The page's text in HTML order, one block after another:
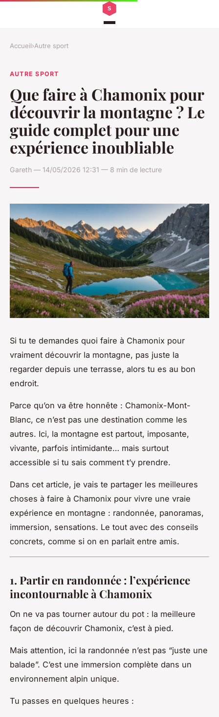
Accueil›Autre sport
AUTRE SPORT
Que faire à Chamonix pour
découvrir la montagne ? Le
guide complet pour une
expérience inoubliable
Gareth — 14/05/2026 12:31 — 8 min de lecture
Si tu te demandes quoi faire à Chamonix pour
vraiment découvrir la montagne, pas juste la
regarder depuis une terrasse, alors tu es au bon
endroit.
Parce qu’on va être honnête : Chamonix-Mont-
Blanc, ce n’est pas une destination comme les
autres. Ici, la montagne est partout, imposante,
vivante, parfois intimidante… mais surtout
accessible si tu sais comment t’y prendre.
Dans cet article, je vais te partager les meilleures
choses à faire à Chamonix pour vivre une vraie
expérience en montagne : randonnée, panoramas,
immersion, sensations. Le tout avec des conseils
concrets, comme si on en parlait entre amis.
1. Partir en randonnée : l’expérience
incontournable à Chamonix
On ne va pas tourner autour du pot : la meilleure
façon de découvrir Chamonix, c’est à pied.
Mais attention, ici la randonnée n’est pas “juste une
balade”. C’est une immersion complète dans un
environnement alpin unique.
Tu passes en quelques heures :